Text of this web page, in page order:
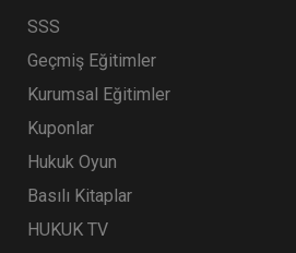
Sosyal Güvenlik Hukuku - II. İş
- VI. Oturum
360 TL
Tüketici Hukuku Enstitüsü
SSS
Geçmiş Eğitimler
Kurumsal Eğitimler
Kuponlar
Hukuk Oyun
Basılı Kitaplar
HUKUK TV